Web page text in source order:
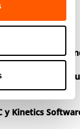
on Thermosets
materiales
y Kinetics